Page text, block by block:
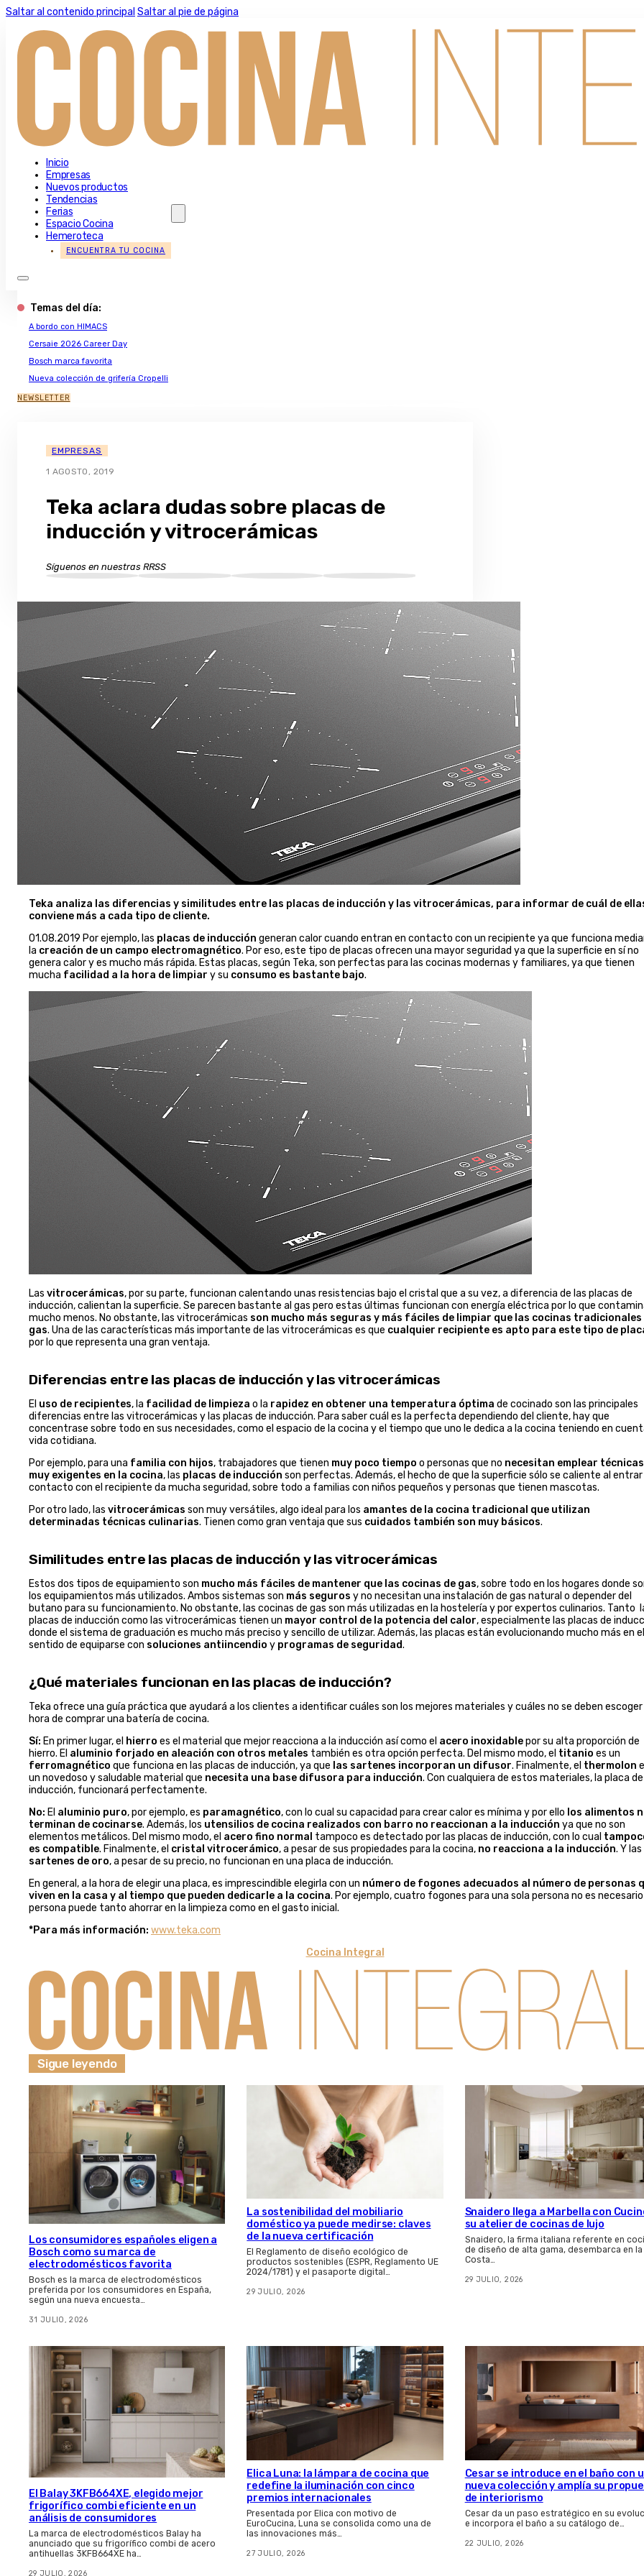
Saltar al contenido principal Saltar al pie de página
Inicio
Empresas
Nuevos productos
Tendencias
Ferias
Espacio Cocina
Hemeroteca
ENCUENTRA TU COCINA
Temas del día:
A bordo con HIMACS
Cersaie 2026 Career Day
Bosch marca favorita
Nueva colección de grifería Cropelli
NEWSLETTER
EMPRESAS
1 AGOSTO, 2019
Teka aclara dudas sobre placas de
inducción y vitrocerámicas
Síguenos en nuestras RRSS
Teka analiza las diferencias y similitudes entre las placas de inducción y las vitrocerámicas, para informar de cuál de
conviene más a cada tipo de cliente.
01.08.2019 Por ejemplo, las placas de inducción generan calor cuando entran en contacto con un recipiente ya que funciona
la creación de un campo electromagnético. Por eso, este tipo de placas ofrecen una mayor seguridad ya que la superficie en sí no
genera calor y es mucho más rápida. Estas placas, según Teka, son perfectas para las cocinas modernas y familiares, ya que tienen
mucha facilidad a la hora de limpiar y su consumo es bastante bajo.
Las vitrocerámicas, por su parte, funcionan calentando unas resistencias bajo el cristal que a su vez, a diferencia de las placas de
inducción, calientan la superficie. Se parecen bastante al gas pero estas últimas funcionan con energía eléctrica por lo que
mucho menos. No obstante, las vitrocerámicas son mucho más seguras y más fáciles de limpiar que las cocinas tradicionales
gas. Una de las características más importante de las vitrocerámicas es que cualquier recipiente es apto para este tipo de
por lo que representa una gran ventaja.
Diferencias entre las placas de inducción y las vitrocerámicas
El uso de recipientes, la facilidad de limpieza o la rapidez en obtener una temperatura óptima de cocinado son las principales
diferencias entre las vitrocerámicas y las placas de inducción. Para saber cuál es la perfecta dependiendo del cliente, hay que
concentrase sobre todo en sus necesidades, como el espacio de la cocina y el tiempo que uno le dedica a la cocina teniendo en
vida cotidiana.
Por ejemplo, para una familia con hijos, trabajadores que tienen muy poco tiempo o personas que no necesitan emplear técnicas
muy exigentes en la cocina, las placas de inducción son perfectas. Además, el hecho de que la superficie sólo se caliente al entrar
contacto con el recipiente da mucha seguridad, sobre todo a familias con niños pequeños y personas que tienen mascotas.
Por otro lado, las vitrocerámicas son muy versátiles, algo ideal para los amantes de la cocina tradicional que utilizan
determinadas técnicas culinarias. Tienen como gran ventaja que sus cuidados también son muy básicos.
Similitudes entre las placas de inducción y las vitrocerámicas
Estos dos tipos de equipamiento son mucho más fáciles de mantener que las cocinas de gas, sobre todo en los hogares donde
los equipamientos más utilizados. Ambos sistemas son más seguros y no necesitan una instalación de gas natural o depender del
butano para su funcionamiento. No obstante, las cocinas de gas son más utilizadas en la hostelería y por expertos culinarios. Tanto
placas de inducción como las vitrocerámicas tienen un mayor control de la potencia del calor, especialmente las placas de
donde el sistema de graduación es mucho más preciso y sencillo de utilizar. Además, las placas están evolucionando mucho más en el
sentido de equiparse con soluciones antiincendio y programas de seguridad.
¿Qué materiales funcionan en las placas de inducción?
Teka ofrece una guía práctica que ayudará a los clientes a identificar cuáles son los mejores materiales y cuáles no se deben escoger
hora de comprar una batería de cocina.
Sí: En primer lugar, el hierro es el material que mejor reacciona a la inducción así como el acero inoxidablepor su alta proporción de
hierro. El aluminio forjado en aleación con otros metales también es otra opción perfecta. Del mismo modo, el titanio es un
ferromagnético que funciona en las placas de inducción, ya que las sartenes incorporan un difusor. Finalmente, el thermolon
un novedoso y saludable material que necesita una base difusora para inducción. Con cualquiera de estos materiales, la placa de
inducción, funcionará perfectamente.
No: El aluminio puro, por ejemplo, es paramagnético, con lo cual su capacidad para crear calor es mínima y por ello los alimentos
terminan de cocinarse. Además, los utensilios de cocina realizados con barro no reaccionan a la inducción ya que no son
elementos metálicos. Del mismo modo, el acero fino normal tampoco es detectado por las placas de inducción, con lo cual
es compatible. Finalmente, el cristal vitrocerámico, a pesar de sus propiedades para la cocina, no reacciona a la inducción. Y las
sartenes de oro, a pesar de su precio, no funcionan en una placa de inducción.
En general, a la hora de elegir una placa, es imprescindible elegirla con un número de fogones adecuados al número de personas
viven en la casa y al tiempo que pueden dedicarle a la cocina. Por ejemplo, cuatro fogones para una sola persona no es
persona puede tanto ahorrar en la limpieza como en el gasto inicial.
*Para más información: www.teka.com
Cocina Integral
Sigue leyendo
Los consumidores españoles eligen a
Bosch como su marca de
electrodomésticos favorita
Bosch es la marca de electrodomésticos
preferida por los consumidores en España,
según una nueva encuesta…
31 JULIO, 2026
La sostenibilidad del mobiliario
doméstico ya puede medirse: claves
de la nueva certificación
El Reglamento de diseño ecológico de
productos sostenibles (ESPR, Reglamento UE
2024/1781) y el pasaporte digital…
29 JULIO, 2026
Snaidero llega a Marbella con
su atelier de cocinas de lujo
Snaidero, la firma italiana referente en
de diseño de alta gama, desembarca en la
Costa…
29 JULIO, 2026
El Balay 3KFB664XE, elegido mejor
frigorífico combi eficiente en un
análisis de consumidores
La marca de electrodomésticos Balay ha
anunciado que su frigorífico combi de acero
antihuellas 3KFB664XE ha…
29 JULIO, 2026
Elica Luna: la lámpara de cocina que
redefine la iluminación con cinco
premios internacionales
Presentada por Elica con motivo de
EuroCucina, Luna se consolida como una de
las innovaciones más…
27 JULIO, 2026
Cesar se introduce en el baño con
nueva colección y amplía su
de interiorismo
Cesar da un paso estratégico en su
e incorpora el baño a su catálogo de…
22 JULIO, 2026